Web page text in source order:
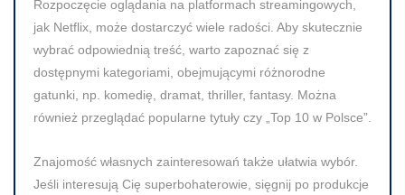
Rozpoczęcie oglądania na platformach streamingowych,
jak Netflix, może dostarczyć wiele radości. Aby skutecznie
wybrać odpowiednią treść, warto zapoznać się z
dostępnymi kategoriami, obejmującymi różnorodne
gatunki, np. komedię, dramat, thriller, fantasy. Można
również przeglądać popularne tytuły czy „Top 10 w Polsce”.
Znajomość własnych zainteresowań także ułatwia wybór.
Jeśli interesują Cię superbohaterowie, sięgnij po produkcje